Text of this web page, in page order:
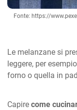
Fonte: https://
Le melanzane si
leggere, per
forno o quella in
Capire come